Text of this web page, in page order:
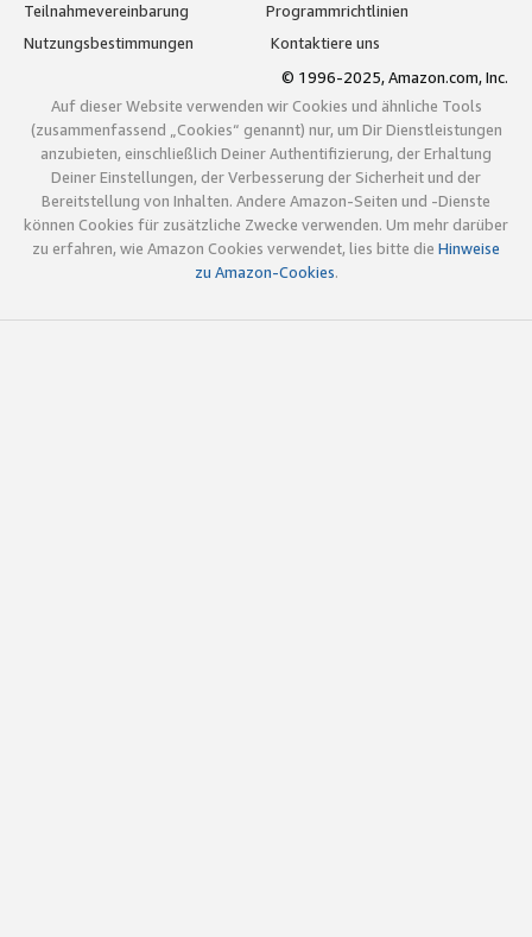
Teilnahmevereinbarung
Programmrichtlinien
Nutzungsbestimmungen
Kontaktiere uns
© 1996-2025, Amazon.com, Inc.
Auf dieser Website verwenden wir Cookies und ähnliche Tools
(zusammenfassend „Cookies“ genannt) nur, um Dir Dienstleistungen
anzubieten, einschließlich Deiner Authentifizierung, der Erhaltung
Deiner Einstellungen, der Verbesserung der Sicherheit und der
Bereitstellung von Inhalten. Andere Amazon-Seiten und -Dienste
können Cookies für zusätzliche Zwecke verwenden. Um mehr darüber
zu erfahren, wie Amazon Cookies verwendet, lies bitte die Hinweise
zu Amazon-Cookies.